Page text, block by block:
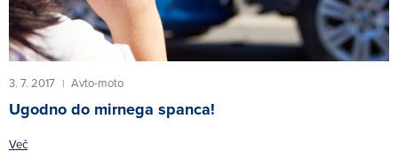
3. 7. 2017 | Avto-moto
Ugodno do mirnega spanca!
Več